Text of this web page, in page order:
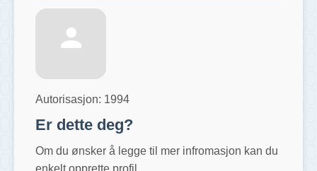
Autorisasjon: 1994
Er dette deg?
Om du ønsker å legge til mer infromasjon kan du
enkelt opprette profil